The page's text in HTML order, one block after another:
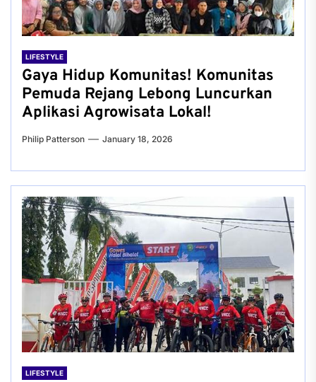
LIFESTYLE
Gaya Hidup Komunitas! Komunitas
Pemuda Rejang Lebong Luncurkan
Aplikasi Agrowisata Lokal!
Philip Patterson January 18, 2026
LIFESTYLE